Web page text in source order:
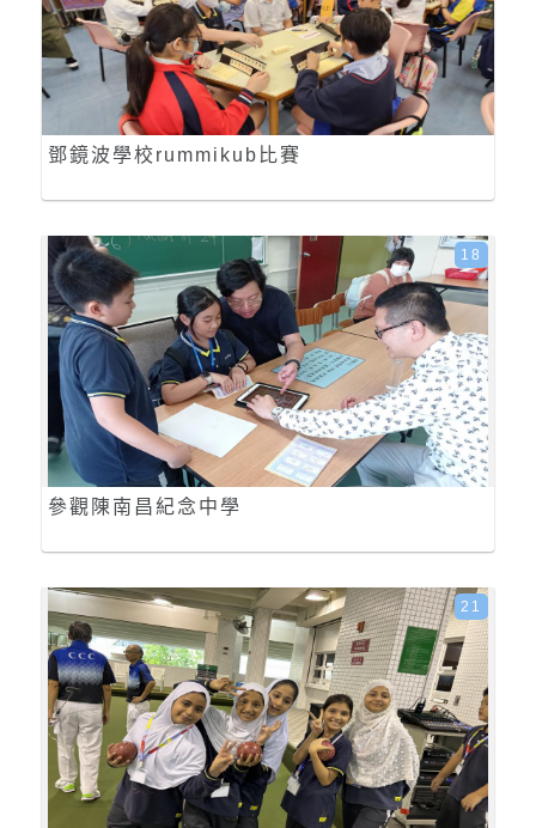
鄧鏡波學校rummikub比賽
參觀陳南昌紀念中學
18
21